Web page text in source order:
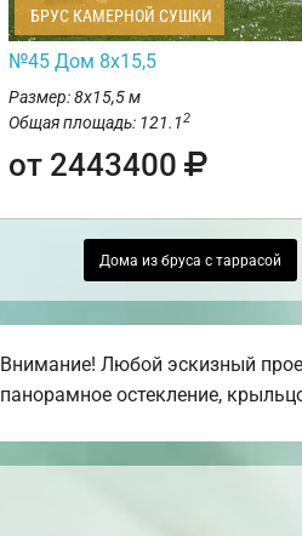
БРУС КАМЕРНОЙ СУШКИ
№45 Дом 8х15,5
Размер: 8х15,5 м
Общая площадь: 121.12
от 2443400
Дома из бруса с таррасой
Внимание! Любой эскизный
панорамное остекление,